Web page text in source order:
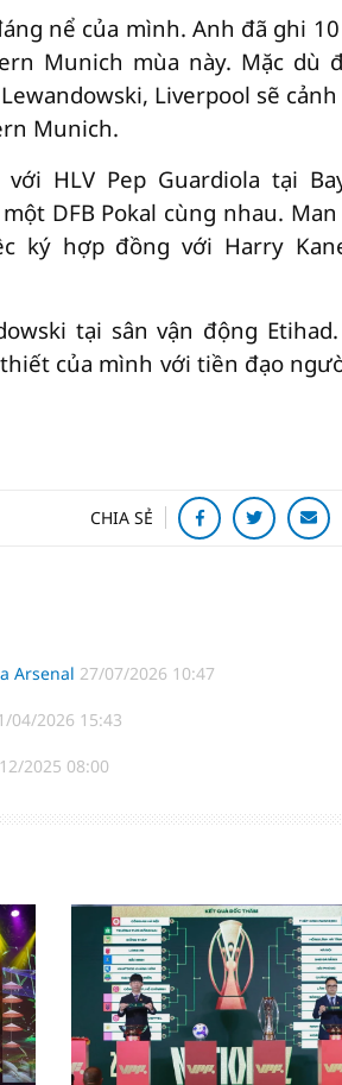
nể của mình. Anh đã ghi
Munich mùa này. Mặc dù
Liverpool sẽ cảnh
Munich.
HLV Pep Guardiola tại
DFB Pokal cùng nhau.
ký hợp đồng với Harry
tại sân vận động
của mình với tiền đạo
CHIA SẺ
Arsenal 27/07/2026 10:47
04/2026 15:43
2025 08:00